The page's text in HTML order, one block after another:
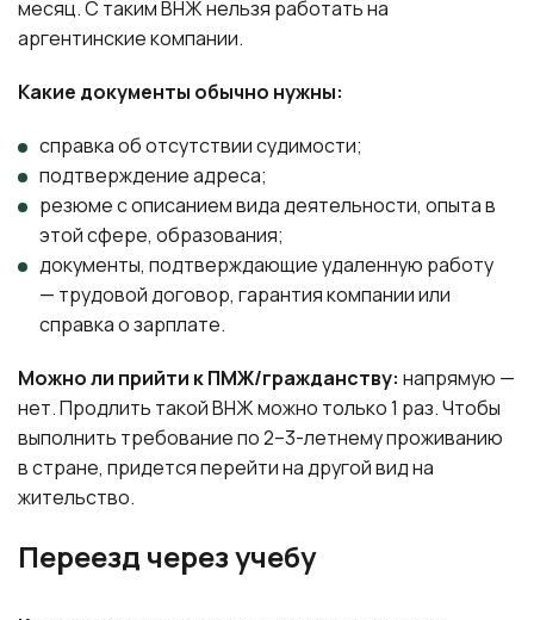
месяц. С таким ВНЖ нельзя работать на
аргентинские компании.
Какие документы обычно нужны:
справка об отсутствии судимости;
подтверждение адреса;
резюме с описанием вида деятельности, опыта в
этой сфере, образования;
документы, подтверждающие удаленную работу
— трудовой договор, гарантия компании или
справка о зарплате.
Можно ли прийти к ПМЖ/гражданству: напрямую —
нет. Продлить такой ВНЖ можно только 1 раз. Чтобы
выполнить требование по 2–3-летнему проживанию
в стране, придется перейти на другой вид на
жительство.
Переезд через учебу